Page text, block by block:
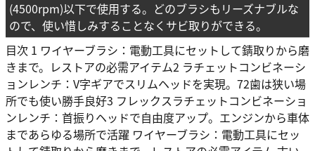
(4500rpm)以下で使用する。どのブラシもリーズナブルな
ので、使い惜しみすることなくサビ取りができる。
目次 1 ワイヤーブラシ：電動工具にセットして錆取りから磨
きまで。レストアの必需アイテム2 ラチェットコンビネーシ
ョンレンチ：V字ギアでスリムヘッドを実現。72歯は狭い場
所でも使い勝手良好3 フレックスラチェットコンビネーショ
ンレンチ：首振りヘッドで自由度アップ。エンジンから車体
まであらゆる場所で活躍 ワイヤーブラシ：電動工具にセッ